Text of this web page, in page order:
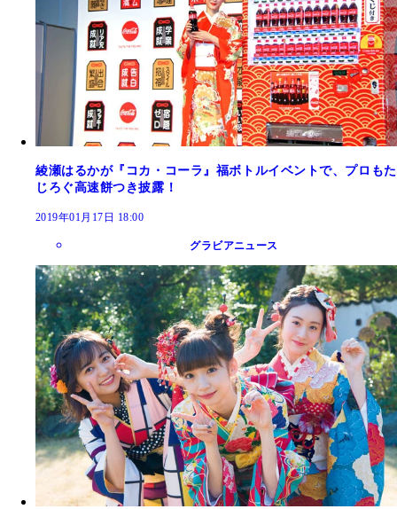
綾瀬はるかが『コカ・コーラ』福ボトルイベントで、プロもた
じろぐ高速餅つき披露！
2019年01月17日 18:00
グラビアニュース